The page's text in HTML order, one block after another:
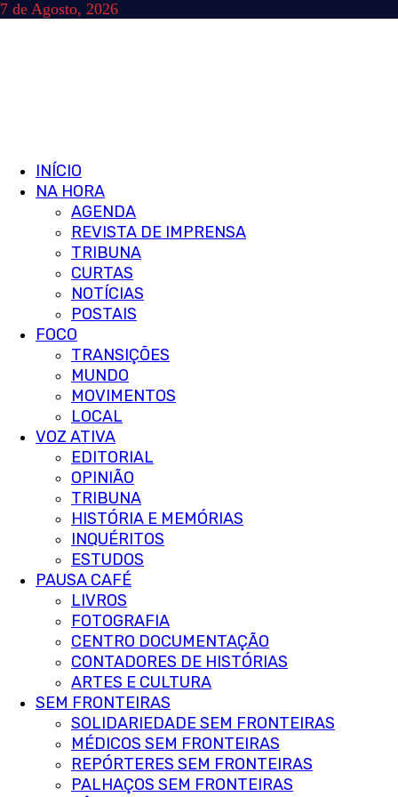
Skip
7 de Agosto, 2026
Primary
Menu
INÍCIO
NA HORA
AGENDA
REVISTA DE IMPRENSA
TRIBUNA
CURTAS
NOTÍCIAS
POSTAIS
FOCO
TRANSIÇÕES
MUNDO
MOVIMENTOS
LOCAL
VOZ ATIVA
EDITORIAL
OPINIÃO
TRIBUNA
HISTÓRIA E MEMÓRIAS
INQUÉRITOS
ESTUDOS
PAUSA CAFÉ
LIVROS
FOTOGRAFIA
CENTRO DOCUMENTAÇÃO
CONTADORES DE HISTÓRIAS
ARTES E CULTURA
SEM FRONTEIRAS
SOLIDARIEDADE SEM FRONTEIRAS
MÉDICOS SEM FRONTEIRAS
REPÓRTERES SEM FRONTEIRAS
PALHAÇOS SEM FRONTEIRAS